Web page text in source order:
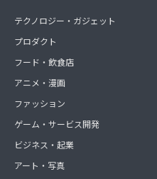
テクノロジー・ガジェット
プロダクト
フード・飲食店
アニメ・漫画
ファッション
ゲーム・サービス開発
ビジネス・起業
アート・写真